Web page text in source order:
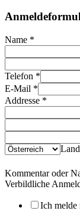
Name *
Telefon *
E-Mail *
Addresse *
Land
Kommentar oder
Verbildliche
Ich melde